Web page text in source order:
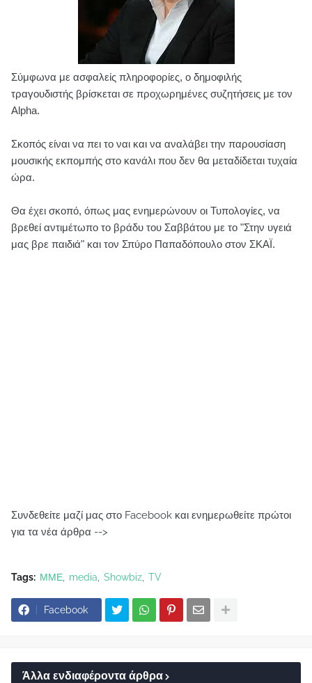
Σύμφωνα με ασφαλείς πληροφορίες, ο δημοφιλής
τραγουδιστής βρίσκεται σε προχωρημένες συζητήσεις με τον
Alpha.
Σκοπός είναι να πει το ναι και να αναλάβει την παρουσίαση
μουσικής εκπομπής στο κανάλι που δεν θα μεταδίδεται τυχαία
ώρα.
Θα έχει σκοπό, όπως μας ενημερώνουν οι Τυπολογίες, να
βρεθεί αντιμέτωπο το βράδυ του Σαββάτου με το "Στην υγειά
μας βρε παιδιά" και τον Σπύρο Παπαδόπουλο στον ΣΚΑΪ.
Συνδεθείτε μαζί μας στο Facebook και ενημερωθείτε πρώτοι
για τα νέα άρθρα -->
Tags: ΜΜΕ media Showbiz TV
Facebook
Άλλα ενδιαφέροντα άρθρα